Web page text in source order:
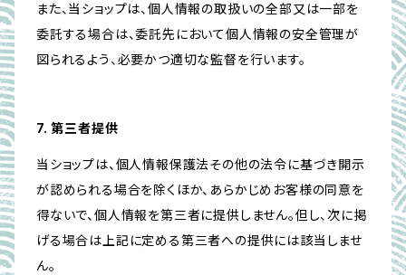
また、当ショップは、個人情報の取扱いの全部又は一部を
委託する場合は、委託先において個人情報の安全管理が
図られるよう、必要かつ適切な監督を行います。
7. 第三者提供
当ショップは、個人情報保護法その他の法令に基づき開示
が認められる場合を除くほか、あらかじめお客様の同意を
得ないで、個人情報を第三者に提供しません。但し、次に掲
げる場合は上記に定める第三者への提供には該当しませ
ん。